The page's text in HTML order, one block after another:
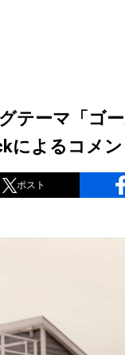
テーマ「ゴ
によるコメン
ポスト